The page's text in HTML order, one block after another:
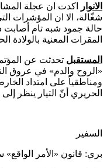
الانوار
اكدت ان عجلة
شغّالة، الا ان المؤشرات
حالة جمود شبه تام أصابت
المقرات المعنية بالولادة
المستقبل تحدثت عن
«الروح والدم» في عروق
ومناطقياً على امتداد
الحريري أنّ التيار ينظر
السفير
بري: قانون «الأمر